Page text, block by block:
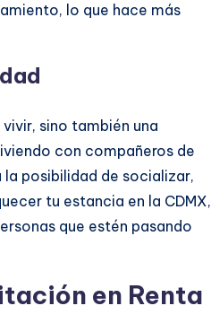
lo que hace más
sino también una
con compañeros de
posibilidad de socializar,
tu estancia en la CDMX,
que estén pasando
en Renta